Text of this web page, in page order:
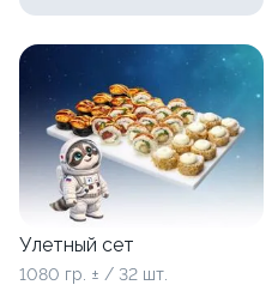
Улетный сет
1080 гр. ± / 32 шт.